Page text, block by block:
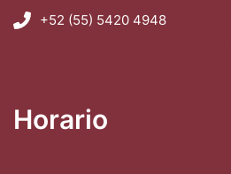
+52 (55) 5420 4948
Horario